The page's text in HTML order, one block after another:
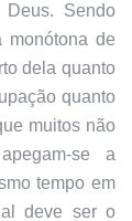
Sendo
monótona de
dela quanto
quanto
muitos não
se a
tempo em
deve ser o